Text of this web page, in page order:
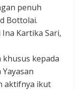
penuh
Bottolai.
Kartika Sari,
khusus kepada
aktifnya ikut